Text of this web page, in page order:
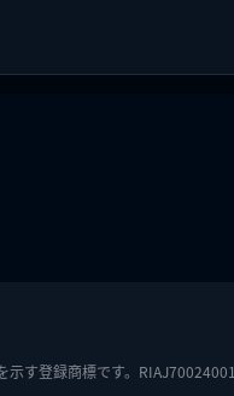
す登録商標です。RIAJ70024001